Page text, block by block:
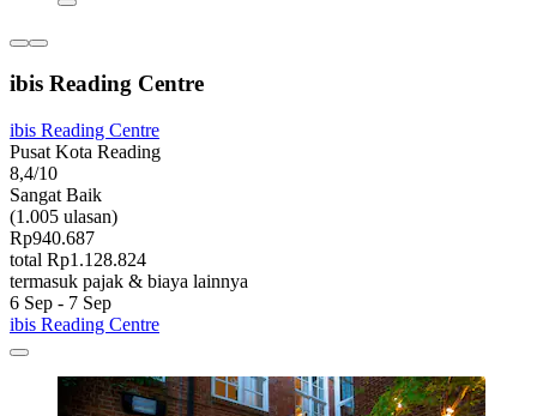
ibis Reading Centre
ibis Reading Centre
Pusat Kota Reading
8,4/10
Sangat Baik
(1.005 ulasan)
Rp940.687
total Rp1.128.824
termasuk pajak & biaya lainnya
6 Sep - 7 Sep
ibis Reading Centre